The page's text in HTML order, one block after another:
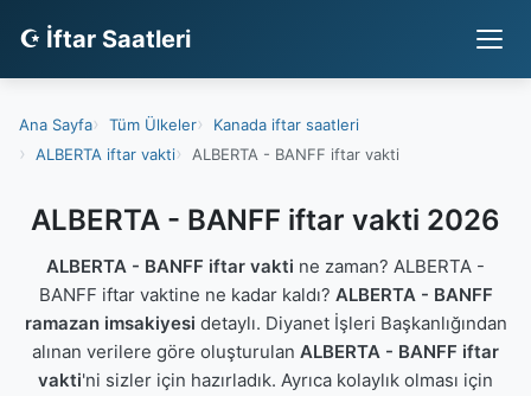
☪ İftar Saatleri
Ana Sayfa Tüm Ülkeler
Kanada iftar saatleri
ALBERTA iftar vakti
ALBERTA - BANFF iftar vakti
ALBERTA - BANFF iftar vakti 2026
ALBERTA - BANFF iftar vakti ne zaman? ALBERTA -
BANFF iftar vaktine ne kadar kaldı? ALBERTA - BANFF
ramazan imsakiyesi detaylı. Diyanet İşleri Başkanlığından
alınan verilere göre oluşturulan ALBERTA - BANFF iftar
vakti'ni sizler için hazırladık. Ayrıca kolaylık olması için